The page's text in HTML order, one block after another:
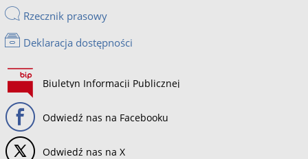
Rzecznik prasowy
Deklaracja dostępności
Biuletyn Informacji Publicznej
Odwiedź nas na Facebooku
Odwiedź nas na X